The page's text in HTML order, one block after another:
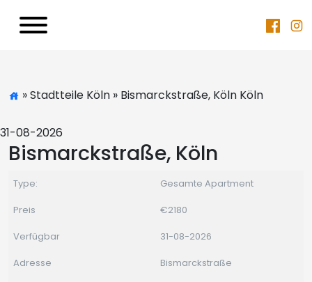
» Stadtteile Köln » Bismarckstraße, Köln Köln
31-08-2026
Bismarckstraße, Köln
Type:
Gesamte Apartment
Preis
€2180
Verfügbar
31-08-2026
Adresse
Bismarckstraße